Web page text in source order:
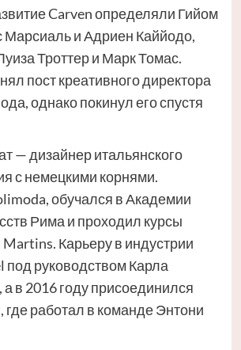
Carven определяли Гийом
Марсиаль и Адриен Каййодо,
Троттер и Марк Томас.
пост креативного директора
однако покинул его спустя
— дизайнер итальянского
с немецкими корнями.
обучался в Академии
Рима и проходил курсы
Карьеру в индустрии
под руководством Карла
в 2016 году присоединился
где работал в команде Энтони